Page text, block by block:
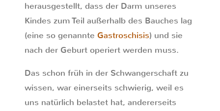
herausgestellt, dass der Darm unseres
Kindes zum Teil außerhalb des Bauches lag
(eine so genannte Gastroschisis) und sie
nach der Geburt operiert werden muss.
Das schon früh in der Schwangerschaft zu
wissen, war einerseits schwierig, weil es
uns natürlich belastet hat, andererseits